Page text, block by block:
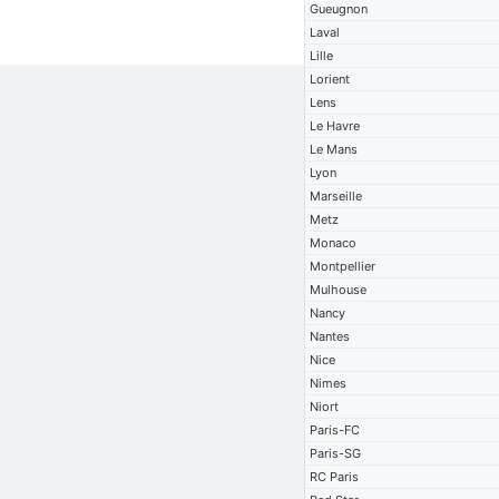
Gueugnon
Laval
Lille
Lorient
Lens
Le Havre
Le Mans
Lyon
Marseille
Metz
Monaco
Montpellier
Mulhouse
Nancy
Nantes
Nice
Nimes
Niort
Paris-FC
Paris-SG
RC Paris